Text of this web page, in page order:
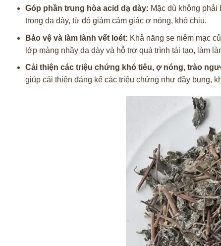
Góp phần trung hòa acid dạ dày: Mặc dù không
trong dạ dày, từ đó giảm cảm giác ợ nóng, khó chịu.
Bảo vệ và làm lành vết loét: Khả năng se niêm mạc
lớp màng nhầy dạ dày và hỗ trợ quá trình tái tạo, làm
Cải thiện các triệu chứng khó tiêu, ợ nóng, trào
giúp cải thiện đáng kể các triệu chứng như đầy bụng,